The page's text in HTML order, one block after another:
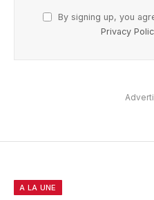
By signing up, you
Privacy
A LA UNE